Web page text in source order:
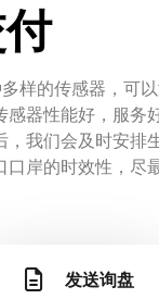
样的传感器，可
感器性能好，服务
，我们会及时安排
口岸的时效性，尽
发送询盘